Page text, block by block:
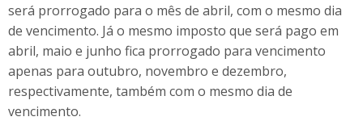
será prorrogado para o mês de abril, com o mesmo dia
de vencimento. Já o mesmo imposto que será pago em
abril, maio e junho fica prorrogado para vencimento
apenas para outubro, novembro e dezembro,
respectivamente, também com o mesmo dia de
vencimento.